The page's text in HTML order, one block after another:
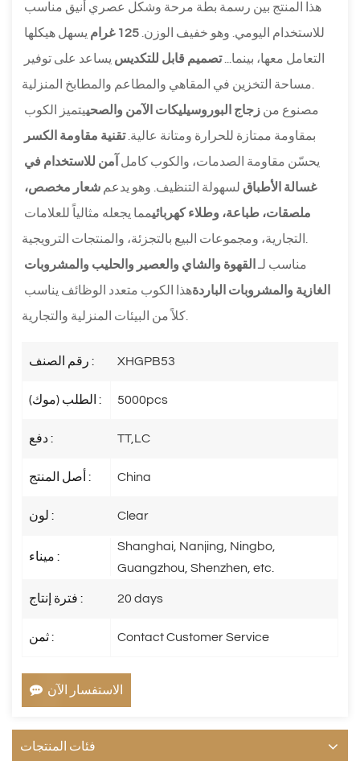
للاستخدام اليومي. وهو خفيف الوزن. 125 غرام
التعامل معها، بينما... تصميم قابل للتكديس
مصنوع من زجاج البوروسيليكات الآمن والصحي
بمقاومة ممتازة للحرارة ومتانة عالية. تقنية مقاومة الكسر
يحسّن مقاومة الصدمات، والكوب كامل
غسالة الأطباق لسهولة التنظيف. وهو يدعم
ملصقات، طباعة، وطلاء كهربائي
مناسب لـ
الغازية والمشروبات الباردة
رقم الصنف : XHGPB53
الطلب (موك) : 5000pcs
دفع : TT,LC
أصل المنتج : China
لون : Clear
ميناء :
Shanghai, Nanjing, Ningbo,
Guangzhou, Shenzhen, etc.
فترة إنتاج : 20 days
ثمن : Contact Customer Service
الاستفسار الآن
فئات المنتجات